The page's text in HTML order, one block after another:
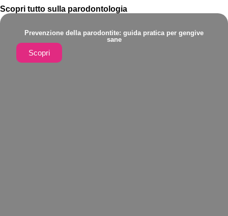
Scopri tutto sulla parodontologia
Prevenzione della parodontite: guida pratica per gengive
sane
Scopri